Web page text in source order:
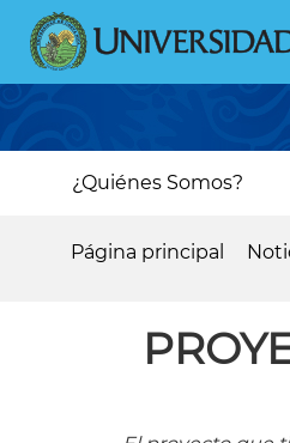
Pasar
contenido
principal
Main¿Quiénes Somos?
enlaces
Página principal